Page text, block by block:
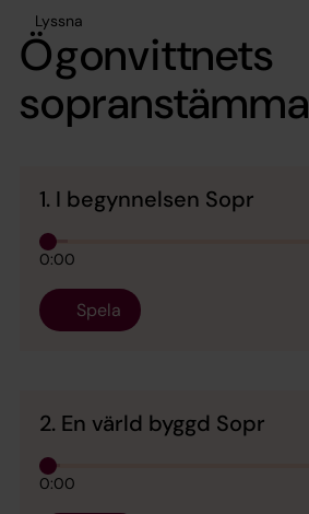
Lyssna
Ögonvittnets
sopranstämma
1. I begynnelsen Sopr
0:00
Spela
2. En värld byggd Sopr
0:00